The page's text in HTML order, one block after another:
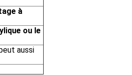
à
ou le
aussi